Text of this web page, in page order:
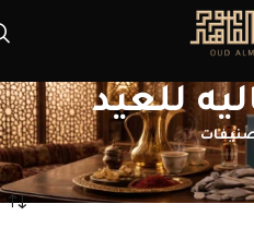
للعيد
للعيد” عرض ⁦6⁩ من كل النتائج